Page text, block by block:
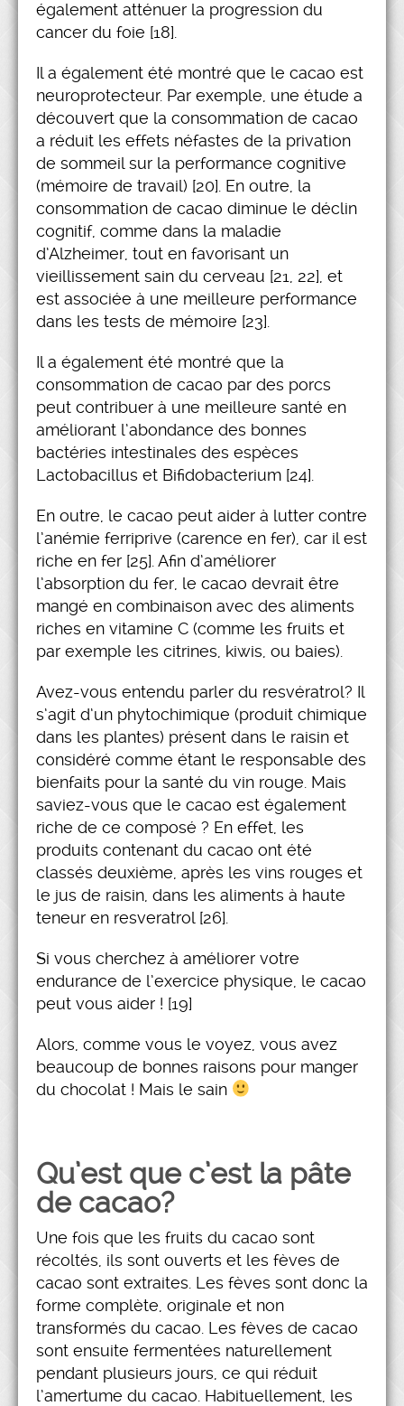
également atténuer la progression du
cancer du foie [18].
Il a également été montré que le cacao est
neuroprotecteur. Par exemple, une étude a
découvert que la consommation de cacao
a réduit les effets néfastes de la privation
de sommeil sur la performance cognitive
(mémoire de travail) [20]. En outre, la
consommation de cacao diminue le déclin
cognitif, comme dans la maladie
d’Alzheimer, tout en favorisant un
vieillissement sain du cerveau [21, 22], et
est associée à une meilleure performance
dans les tests de mémoire [23].
Il a également été montré que la
consommation de cacao par des porcs
peut contribuer à une meilleure santé en
améliorant l’abondance des bonnes
bactéries intestinales des espèces
Lactobacillus et Bifidobacterium [24].
En outre, le cacao peut aider à lutter contre
l’anémie ferriprive (carence en fer), car il est
riche en fer [25]. Afin d’améliorer
l’absorption du fer, le cacao devrait être
mangé en combinaison avec des aliments
riches en vitamine C (comme les fruits et
par exemple les citrines, kiwis, ou baies).
Avez-vous entendu parler du resvératrol? Il
s’agit d’un phytochimique (produit chimique
dans les plantes) présent dans le raisin et
considéré comme étant le responsable des
bienfaits pour la santé du vin rouge. Mais
saviez-vous que le cacao est également
riche de ce composé ? En effet, les
produits contenant du cacao ont été
classés deuxième, après les vins rouges et
le jus de raisin, dans les aliments à haute
teneur en resveratrol [26].
Si vous cherchez à améliorer votre
endurance de l’exercice physique, le cacao
peut vous aider ! [19]
Alors, comme vous le voyez, vous avez
beaucoup de bonnes raisons pour manger
du chocolat ! Mais le sain
Qu’est que c’est la pâte
de cacao?
Une fois que les fruits du cacao sont
récoltés, ils sont ouverts et les fèves de
cacao sont extraites. Les fèves sont donc la
forme complète, originale et non
transformés du cacao. Les fèves de cacao
sont ensuite fermentées naturellement
pendant plusieurs jours, ce qui réduit
l’amertume du cacao. Habituellement, les